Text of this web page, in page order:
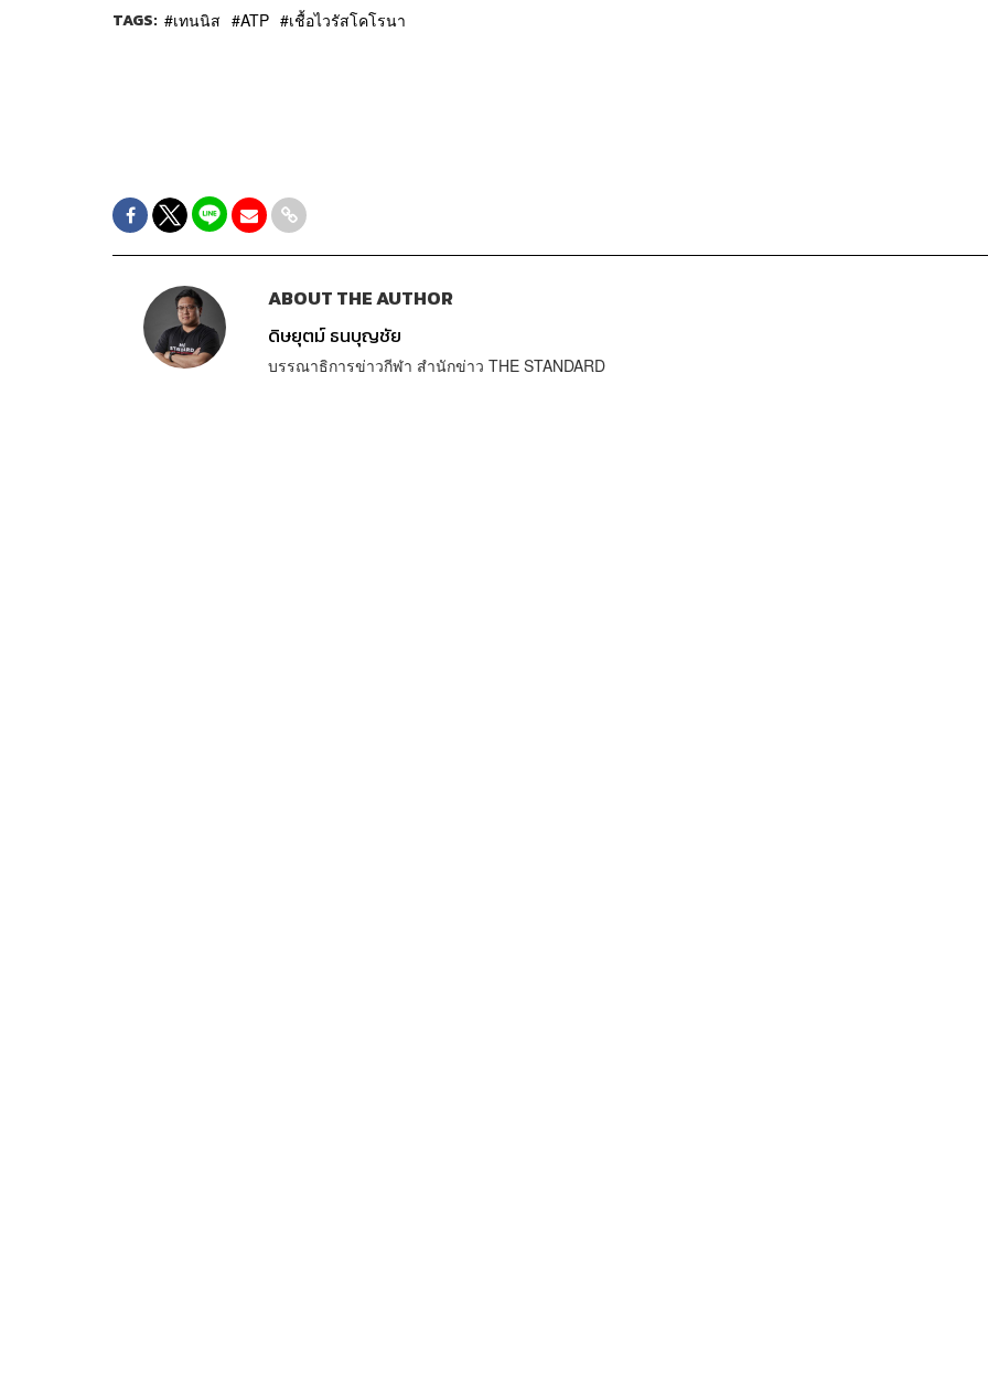
TAGS: เทนนิส ATP เชื้อไวรัสโคโรนา
ABOUT THE AUTHOR
ดิษยุตม์ ธนบุญชัย
บรรณาธิการข่าวกีฬา สำนักข่าว THE STANDARD